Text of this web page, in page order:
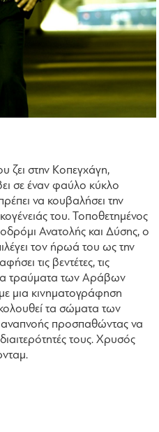
ζει στην Κοπεγχάγη,
σε έναν φαύλο κύκλο
να κουβαλήσει την
του. Τοποθετημένος
Ανατολής και Δύσης, ο
τον ήρωά του ως την
τις βεντέτες, τις
τραύματα των Αράβων
μια κινηματογράφηση
τα σώματα των
προσπαθώντας να
τους. Χρυσός